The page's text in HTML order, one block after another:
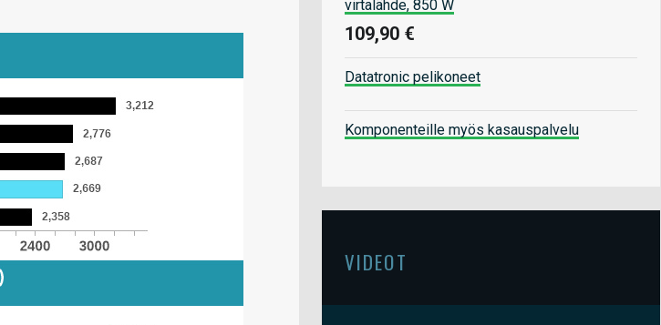
virtalähde, 850 W
109,90 €
Datatronic pelikoneet
Komponenteille myös kasauspalvelu
VIDEOT